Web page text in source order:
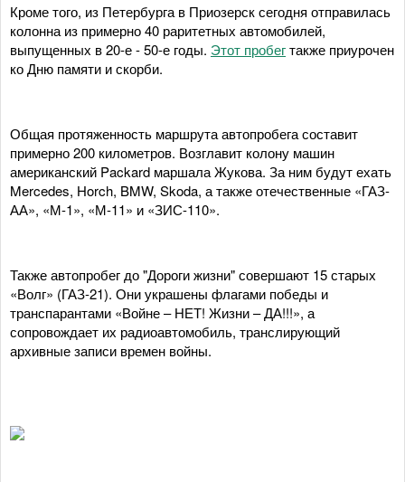
Кроме того, из Петербурга в Приозерск сегодня отправилась
колонна из примерно 40 раритетных автомобилей,
выпущенных в 20-е - 50-е годы. Этот пробегтакже приурочен
ко Дню памяти и скорби.
Общая протяженность маршрута автопробега составит
примерно 200 километров. Возглавит колону машин
американский Packard маршала Жукова. За ним будут ехать
Mercedes, Horch, BMW, Skoda, а также отечественные «ГАЗ-
АА», «М-1», «М-11» и «ЗИС-110».
Также автопробег до "Дороги жизни" совершают 15 старых
«Волг» (ГАЗ-21). Они украшены флагами победы и
транспарантами «Войне – НЕТ! Жизни – ДА!!!», а
сопровождает их радиоавтомобиль, транслирующий
архивные записи времен войны.